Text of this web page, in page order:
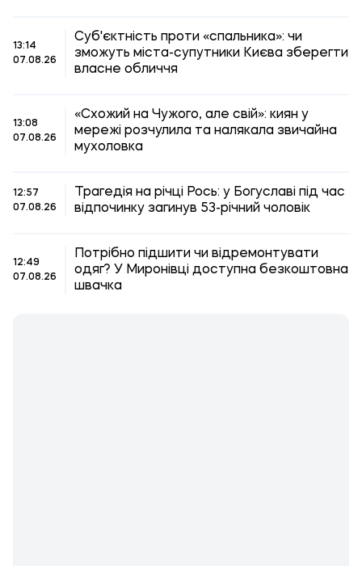
13:14
07.08.26
Суб'єктність проти «спальника»: чи
зможуть міста-супутники Києва зберегти
власне обличчя
13:08
07.08.26
«Схожий на Чужого, але свій»: киян у
мережі розчулила та налякала звичайна
мухоловка
12:57
07.08.26
Трагедія на річці Рось: у Богуславі під час
відпочинку загинув 53-річний чоловік
12:49
07.08.26
Потрібно підшити чи відремонтувати
одяг? У Миронівці доступна безкоштовна
швачка